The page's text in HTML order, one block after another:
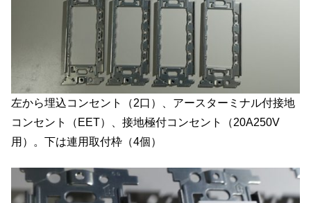
左から埋込コンセント（2口）、アースターミナル付接地
コンセント（EET）、接地極付コンセント（20A250V
用）。下は連用取付枠（4個）